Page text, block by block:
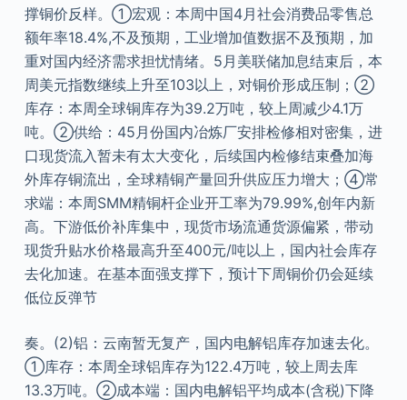
撑铜价反样。①宏观：本周中国4月社会消费品零售总
额年率18.4%,不及预期，工业增加值数据不及预期，加
重对国内经济需求担忧情绪。5月美联储加息结束后，本
周美元指数继续上升至103以上，对铜价形成压制；②
库存：本周全球铜库存为39.2万吨，较上周减少4.1万
吨。②供给：45月份国内冶炼厂安排检修相对密集，进
口现货流入暂未有太大变化，后续国内检修结束叠加海
外库存铜流出，全球精铜产量回升供应压力增大；④常
求端：本周SMM精铜杆企业开工率为79.99%,创年内新
高。下游低价补库集中，现货市场流通货源偏紧，带动
现货升贴水价格最高升至400元/吨以上，国内社会库存
去化加速。在基本面强支撑下，预计下周铜价仍会延续
低位反弹节
奏。(2)铝：云南暂无复产，国内电解铝库存加速去化。
①库存：本周全球铝库存为122.4万吨，较上周去库
13.3万吨。②成本端：国内电解铝平均成本(含税)下降